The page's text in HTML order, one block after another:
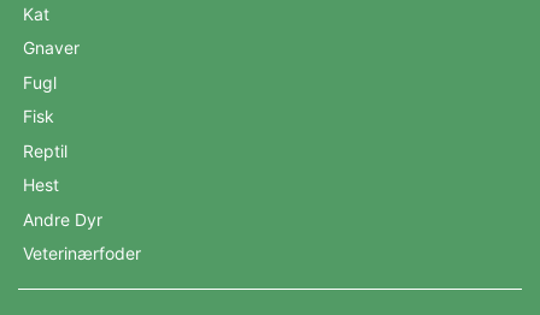
Kat
Gnaver
Fugl
Fisk
Reptil
Hest
Andre Dyr
Veterinærfoder